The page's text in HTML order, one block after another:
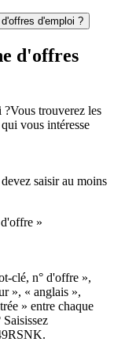
d'emploi ?
d'offres
?Vous trouverez les
vous intéresse
saisir au moins
»
clé, n° d'offre »,
», « anglais »,
» entre chaque